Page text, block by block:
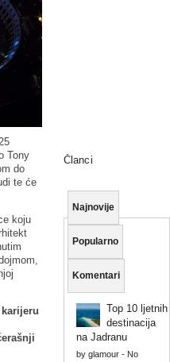
Tony
do
te će
koju
Članci
Najnovije
Popularno
Komentari
Top 10 ljetnih
destinacija
na Jadranu
by glamour- No